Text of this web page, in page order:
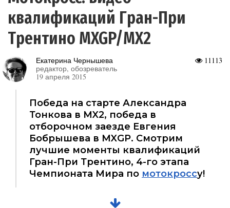
квалификаций Гран-При
Трентино MXGP/MX2
11113
Екатерина Чернышева
редактор, обозреватель
19 апреля 2015
Победа на старте Александра
Тонкова в MX2, победа в
отборочном заезде Евгения
Бобрышева в MXGP. Смотрим
лучшие моменты квалификаций
Гран-При Трентино, 4-го этапа
Чемпионата Мира по мотокроссу!